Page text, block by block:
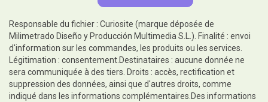
Responsable du fichier : Curiosite (marque déposée de
Milimetrado Diseño y Producción Multimedia S.L.). Finalité : envoi
d'information sur les commandes, les produits ou les services.
Légitimation : consentement.Destinataires : aucune donnée ne
sera communiquée à des tiers. Droits : accès, rectification et
suppression des données, ainsi que d'autres droits, comme
indiqué dans les informations complémentaires.Des informations